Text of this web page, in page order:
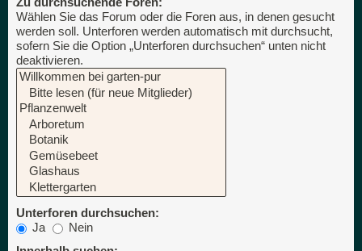
Wählen Sie das Forum oder die Foren aus, in denen gesucht
werden soll. Unterforen werden automatisch mit durchsucht,
sofern Sie die Option „Unterforen durchsuchen“ unten nicht
deaktivieren.
Unterforen durchsuchen:
Ja
Nein